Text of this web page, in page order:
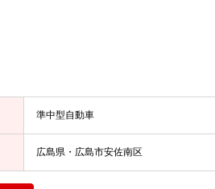
準中型自動車
広島県・広島市安佐南区